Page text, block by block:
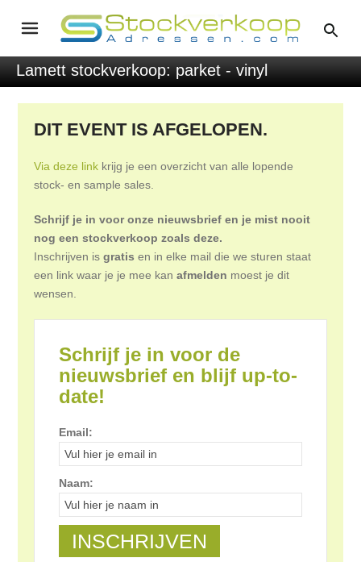
Lamett stockverkoop: parket - vinyl
DIT EVENT IS AFGELOPEN.
Via deze link krijg je een overzicht van alle lopende
stock- en sample sales.
Schrijf je in voor onze nieuwsbrief en je mist nooit
nog een stockverkoop zoals deze.
Inschrijven isgratis en in elke mail die we sturen staat
een link waar je je mee kanafmelden moest je dit
wensen.
Schrijf je in voor de
nieuwsbrief en blijf up-to-
date!
Email:
Naam: